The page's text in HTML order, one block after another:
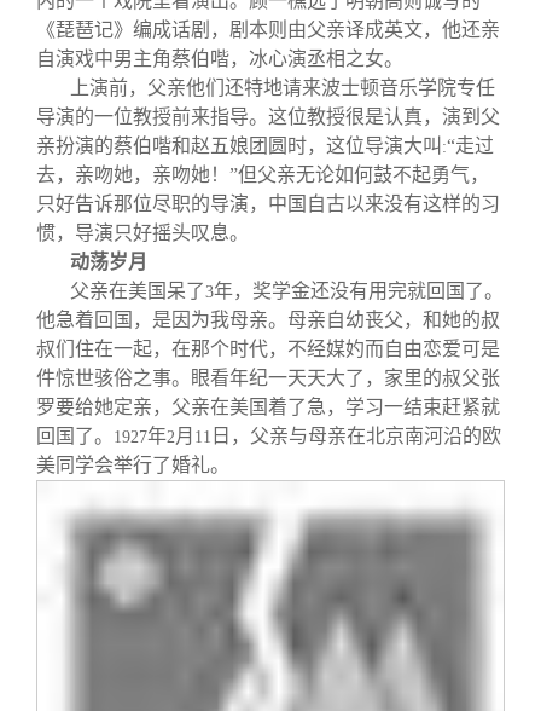
《琵琶记》编成话剧，剧本则由父亲译成英文，他还亲
自演戏中男主角蔡伯喈，冰心演丞相之女。
上演前，父亲他们还特地请来波士顿音乐学院专任
导演的一位教授前来指导。这位教授很是认真，演到父
亲扮演的蔡伯喈和赵五娘团圆时，这位导演大叫 :“走过
去，亲吻她，亲吻她！”但父亲无论如何鼓不起勇气，
只好告诉那位尽职的导演，中国自古以来没有这样的习
惯，导演只好摇头叹息。
动荡岁月
父亲在美国呆了3年，奖学金还没有用完就回国了。
他急着回国，是因为我母亲。母亲自幼丧父，和她的叔
叔们住在一起，在那个时代，不经媒妁而自由恋爱可是
件惊世骇俗之事。眼看年纪一天天大了，家里的叔父张
罗要给她定亲，父亲在美国着了急，学习一结束赶紧就
回国了。
1927年2月 11 日，父亲与母亲在北京南河沿的欧
美同学会举行了婚礼。